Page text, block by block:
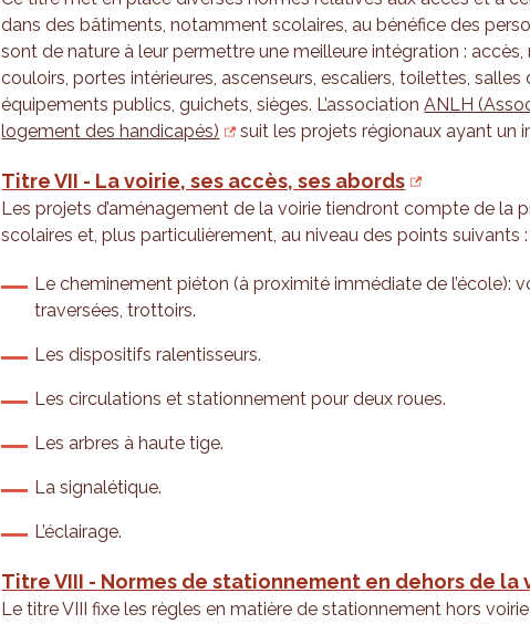
dans des bâtiments, notamment scolaires, au bénéfice des
sont de nature à leur permettre une meilleure intégration : accès,
couloirs, portes intérieures, ascenseurs, escaliers, toilettes, salles
équipements publics, guichets, sièges. L’associationANLH
logement des handicapés)
suit les projets régionaux ayant un
Titre VII - La voirie, ses accès, ses abords
Les projets d’aménagement de la voirie tiendront compte de la
scolaires et, plus particulièrement, au niveau des points suivants :
Le cheminement piéton (à proximité immédiate de l’école):
traversées, trottoirs.
Les dispositifs ralentisseurs.
Les circulations et stationnement pour deux roues.
Les arbres à haute tige.
La signalétique.
L’éclairage.
Titre VIII - Normes de stationnement en dehors de la
Le titre VIII fixe les règles en matière de stationnement hors